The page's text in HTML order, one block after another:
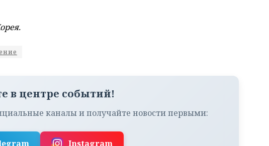
в центре событий!
каналы и получайте новости первыми:
Instagram